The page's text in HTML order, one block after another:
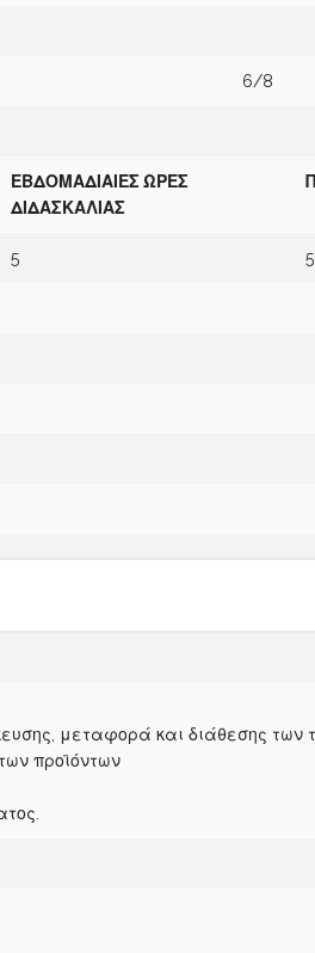
6/8
ΕΒΔΟΜΑΔΙΑΙΕΣ ΩΡΕΣ
ΔΙΔΑΣΚΑΛΙΑΣ
Π
5 5
μεταφορά και διάθεσης των
προϊόντων